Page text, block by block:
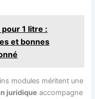
1 litre :
et bonnes
modules méritent une
juridique accompagne